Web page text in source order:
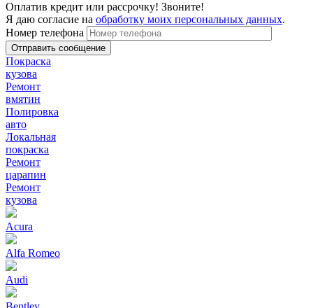
Оплатив кредит или рассрочку! Звоните!
Я даю согласие на обработку моих персональных данных.
Номер телефона
Покраска
кузова
Ремонт
вмятин
Полировка
авто
Локальная
покраска
Ремонт
царапин
Ремонт
кузова
Acura
Alfa Romeo
Audi